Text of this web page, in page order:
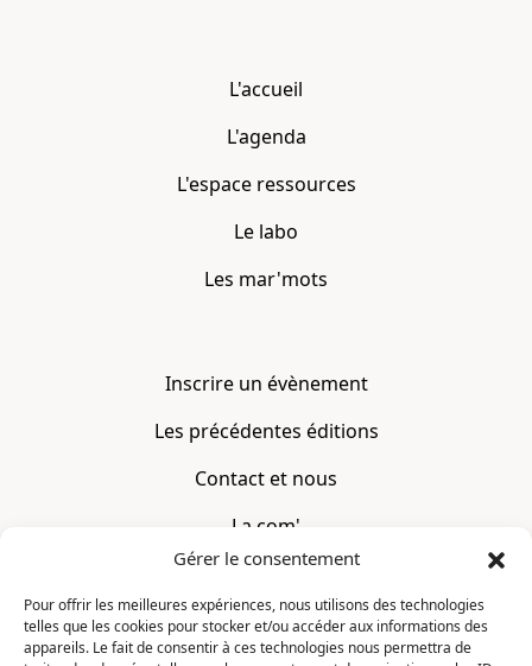
Gérer le consentement
Pour offrir les meilleures expériences, nous utilisons des technologies
telles que les cookies pour stocker et/ou accéder aux informations des
appareils. Le fait de consentir à ces technologies nous permettra de
L'accueil
L'agenda
L'espace ressources
Le labo
Les mar'mots
Inscrire un évènement
Les précédentes éditions
Contact et nous
La com'
Mentions légales
CONTACT